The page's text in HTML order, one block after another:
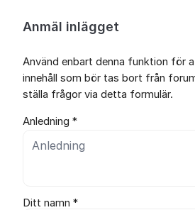
Anmäl inlägget
Använd enbart denna funktion för
innehåll som bör tas bort från
ställa frågor via detta formulär.
Anledning *
Ditt namn *